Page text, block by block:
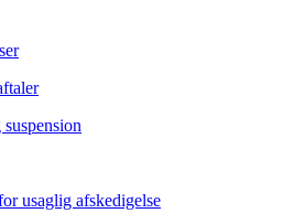
usaglig afskedigelse